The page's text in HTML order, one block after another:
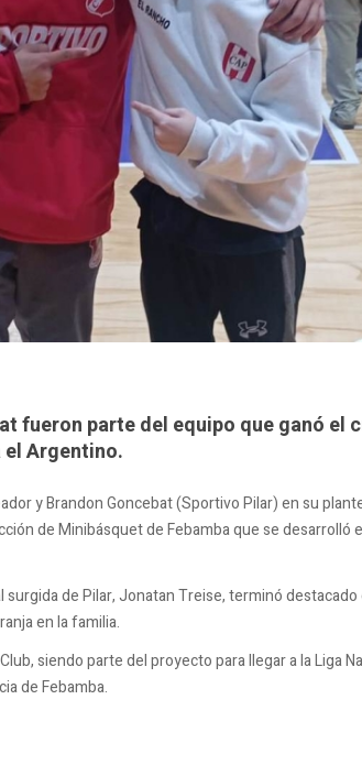
fueron parte del equipo que ganó el
el Argentino.
y Brandon Goncebat (Sportivo Pilar) en su
de Minibásquet de Febamba que se desarrolló
surgida de Pilar, Jonatan Treise, terminó
en la familia.
siendo parte del proyecto para llegar a la Liga
de Febamba.